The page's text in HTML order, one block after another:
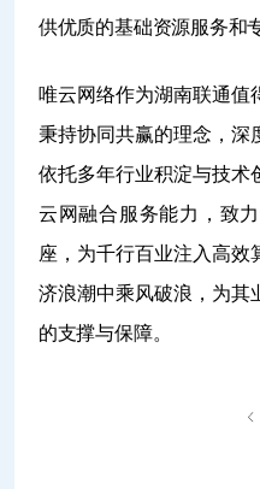
供优质的基础资源服务和
唯云网络作为湖南联通值
秉持协同共赢的理念，深
依托多年行业积淀与技术
云网融合服务能力，致
座，为千行百业注入高效
济浪潮中乘风破浪，为其
的支撑与保障。